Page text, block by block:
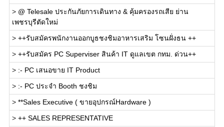
> @ Telesale ประกันภัยการเดินทาง & คุ้มครองรถเสีย ย่าน
เพชรบุรีตัดใหม่
> ++รับสมัครพนักงานออกบูธชงชิมอาหารเสริม โซนฝั่งธน ++
> ++รับสมัคร PC Superviser สินค้า IT ดูแลเขต กทม. ด่วน++
> :- PC เสนอขาย IT Product
> :- PC ประจำ Booth ชงชิม
> **Sales Executive ( ขายอุปกรณ์Hardware )
> ++ SALES REPRESENTATIVE